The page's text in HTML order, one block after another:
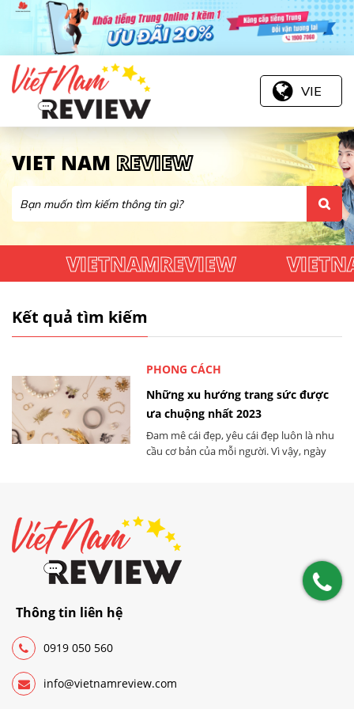
VIE
VIET NAM REVIEW
VIETNAMREVIEW
Kết quả tìm kiếm
PHONG CÁCH
Những xu hướng trang sức được
ưa chuộng nhất 2023
Đam mê cái đẹp, yêu cái đẹp luôn là nhu
cầu cơ bản của mỗi người. Vì vậy, ngày
hướng trang sức được ưa chuộng nhất
2023 sẽ dần được bật mí dưới đây.
Thông tin liên hệ
0919 050 560
info@vietnamreview.com